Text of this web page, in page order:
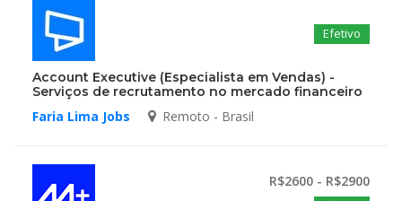
Efetivo
Account Executive (Especialista em Vendas) -
Serviços de recrutamento no mercado financeiro
Faria Lima Jobs Remoto - Brasil
R$2600 - R$2900